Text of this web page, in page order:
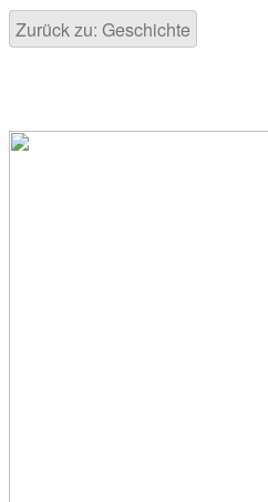
Zurück zu: Geschichte